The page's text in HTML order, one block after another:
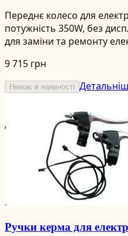
Переднє колесо для
потужність 350W, без
для заміни та ремонту
9 715 грн
Немає в наявності
Ручки керма для